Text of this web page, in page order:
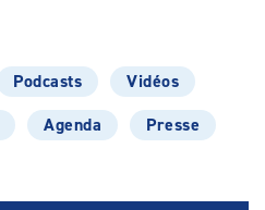
Podcasts
Vidéos
Agenda
Presse